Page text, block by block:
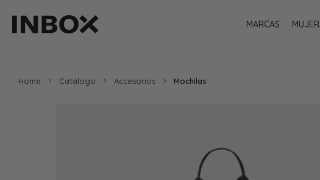
MARCAS MUJER
Home Catálogo Accesorios Mochilas